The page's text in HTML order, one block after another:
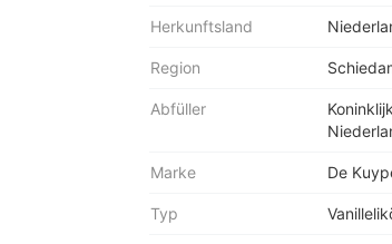
Herkunftsland
Region
Abfüller
Marke De
Typ